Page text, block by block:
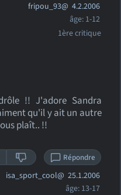
fripou_93@ 4.2.2006
âge: 1-12
1ère critique
!! J'adore Sandra
qu'il y ait un autre
plaît.. !!
Répondre
isa_sport_cool@ 25.1.2006
âge: 13-17